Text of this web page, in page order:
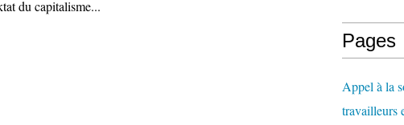
du capitalisme...
Pages
Appel à la
travailleurs